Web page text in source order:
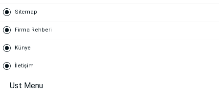
Sitemap
Firma Rehberi
Künye
İletişim
Ust Menu